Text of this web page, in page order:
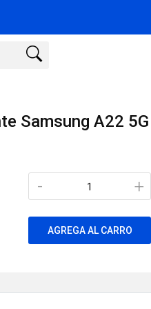
Samsung A22 5G
+
-
AGREGA AL CARRO